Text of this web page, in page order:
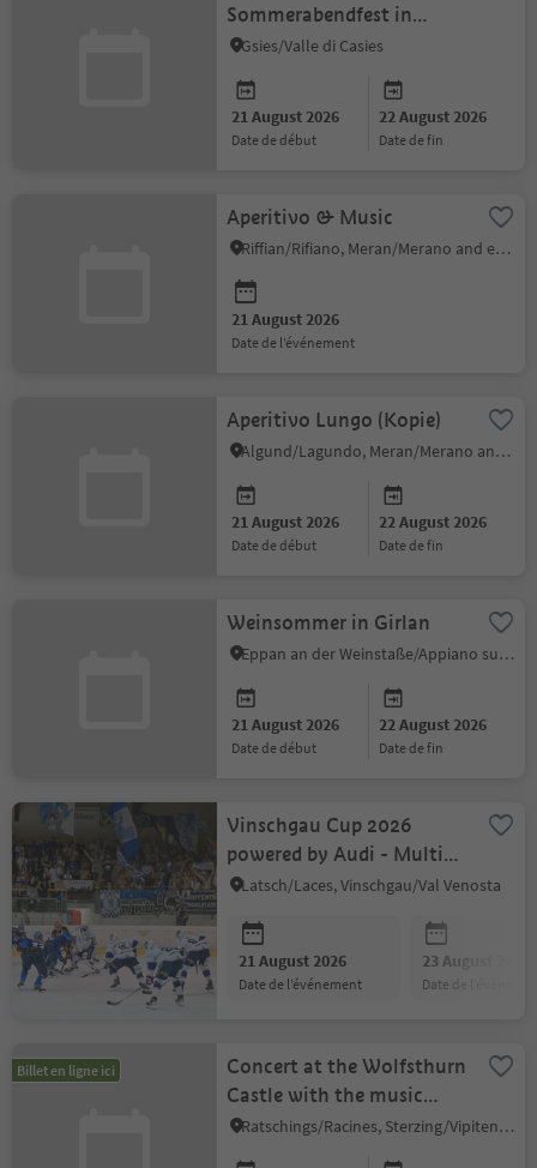
Sommerabendfest in
Gsiesertal Valley
Gsies/Valle di Casies
21 August 2026
date de début
22 August 2026
date de fin
Aperitivo & Music
Riffian/Rifiano, Meran/Merano and environs
21 August 2026
date de l’événement
Aperitivo Lungo (Kopie)
Algund/Lagundo, Meran/Merano and environs
21 August 2026
date de début
22 August 2026
date de fin
Weinsommer in Girlan
Eppan an der Weinstaße/Appiano sulla Strada del Vino, Alto Adige Wine Road
21 August 2026
date de début
22 August 2026
date de fin
Vinschgau Cup 2026
powered by Audi - Multi-
day tickets
Latsch/Laces, Vinschgau/Val Venosta
21 August 2026
date de l’événement
23 August 2026
date de
Billet en ligne ici
Concert at the Wolfsthurn
Castle with the music
group Joe Smith Brass n'
Ratschings/Racines, Sterzing/Vipiteno and environs